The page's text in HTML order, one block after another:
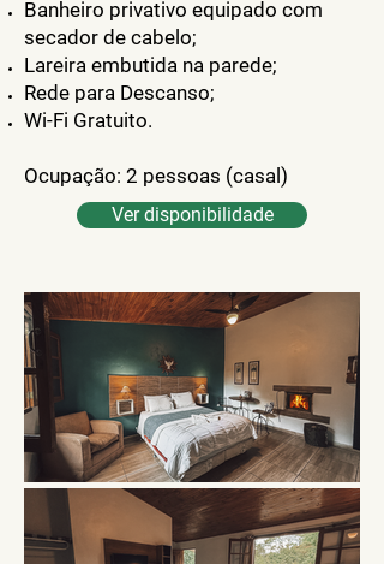
Banheiro privativo equipado com
secador de cabelo;
Lareira embutida na parede;
Rede para Descanso;
Wi-Fi Gratuito.
Ocupação: 2 pessoas (casal)
Ver disponibilidade